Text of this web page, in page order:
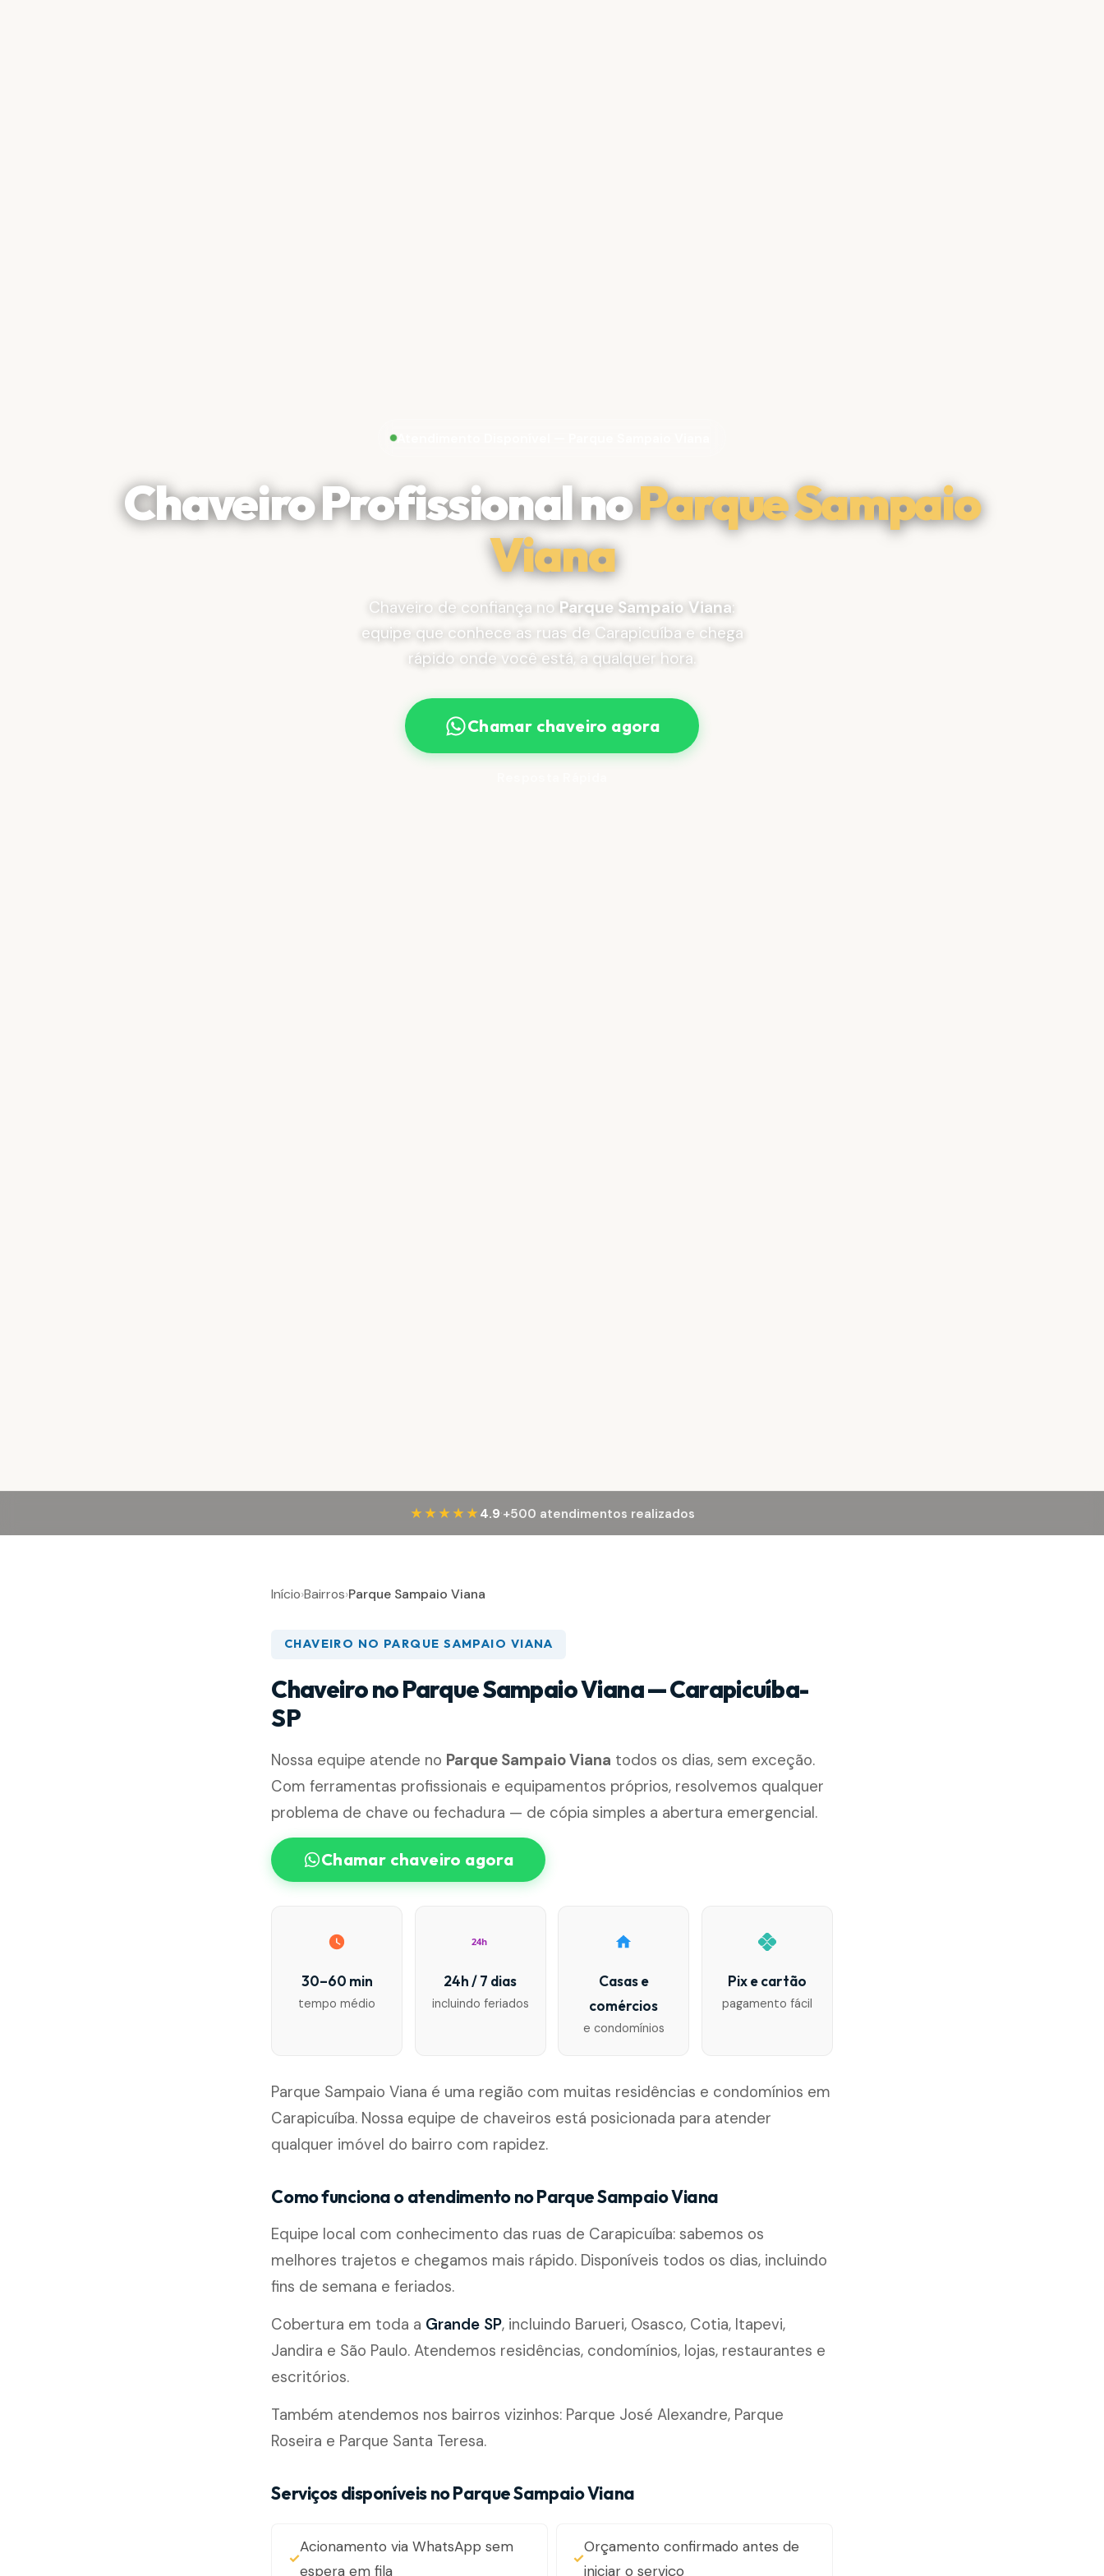
Atendimento Disponível — Parque Sampaio Viana
Chaveiro Profissional noParque Sampaio
Viana
Chaveiro de confiança no Parque Sampaio Viana:
equipe que conhece as ruas de Carapicuíba e chega
rápido onde você está, a qualquer hora.
Chamar chaveiro agora
★★★★★ 4.9·+500 atendimentos realizados
Início›Bairros›Parque Sampaio Viana
CHAVEIRO NO PARQUE SAMPAIO VIANA
Chaveiro no Parque Sampaio Viana — Carapicuíba-
SP
Nossa equipe atende no Parque Sampaio Viana todos os dias, sem exceção.
Com ferramentas profissionais e equipamentos próprios, resolvemos qualquer
problema de chave ou fechadura — de cópia simples a abertura emergencial.
Chamar chaveiro agora
30–60 min
tempo médio
24h
24h / 7 dias
incluindo feriados
Casas e
comércios
e condomínios
Pix e cartão
pagamento fácil
Parque Sampaio Viana é uma região com muitas residências e condomínios em
Carapicuíba. Nossa equipe de chaveiros está posicionada para atender
qualquer imóvel do bairro com rapidez.
Como funciona o atendimento no Parque Sampaio Viana
Equipe local com conhecimento das ruas de Carapicuíba: sabemos os
melhores trajetos e chegamos mais rápido. Disponíveis todos os dias, incluindo
fins de semana e feriados.
Cobertura em toda a Grande SP, incluindo Barueri, Osasco, Cotia, Itapevi,
Jandira e São Paulo. Atendemos residências, condomínios, lojas, restaurantes e
escritórios.
Também atendemos nos bairros vizinhos: Parque José Alexandre, Parque
Roseira e Parque Santa Teresa.
Serviços disponíveis no Parque Sampaio Viana
Acionamento via WhatsApp sem
espera em fila
Orçamento confirmado antes de
iniciar o serviço